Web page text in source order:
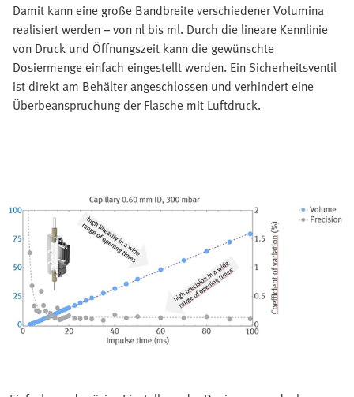
Damit kann eine große Bandbreite verschiedener Volumina
realisiert werden – von nl bis ml. Durch die lineare Kennlinie
von Druck und Öffnungszeit kann die gewünschte
Dosiermenge einfach eingestellt werden. Ein Sicherheitsventil
ist direkt am Behälter angeschlossen und verhindert eine
Überbeanspruchung der Flasche mit Luftdruck.